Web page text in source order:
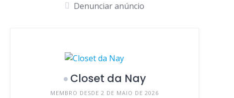
Denunciar anúncio
Closet da Nay
MEMBRO DESDE 2 DE MAIO DE 2026